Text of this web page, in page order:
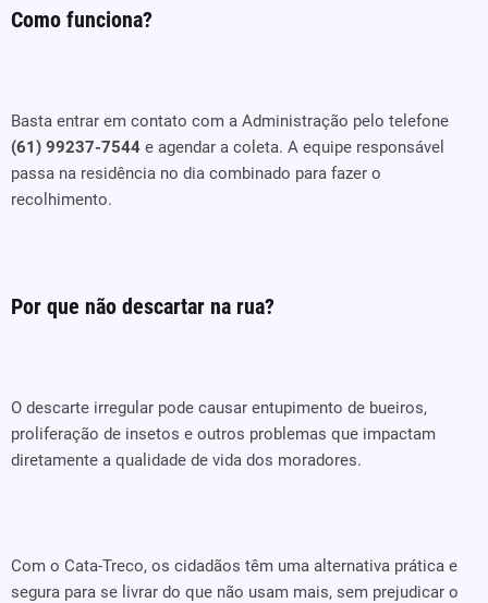
Como funciona?
Basta entrar em contato com a Administração pelo telefone
(61) 99237-7544 e agendar a coleta. A equipe responsável
passa na residência no dia combinado para fazer o
recolhimento.
Por que não descartar na rua?
O descarte irregular pode causar entupimento de bueiros,
proliferação de insetos e outros problemas que impactam
diretamente a qualidade de vida dos moradores.
Com o Cata-Treco, os cidadãos têm uma alternativa prática e
segura para se livrar do que não usam mais, sem prejudicar o